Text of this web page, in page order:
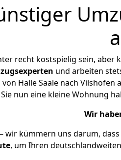
recht kostspielig sein, aber
und arbeiten
Halle Saale nach
nun eine kleine Wohnung
Wir
wir kümmern uns darum,
, um Ihren